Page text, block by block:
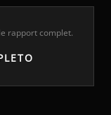
rapport complet.